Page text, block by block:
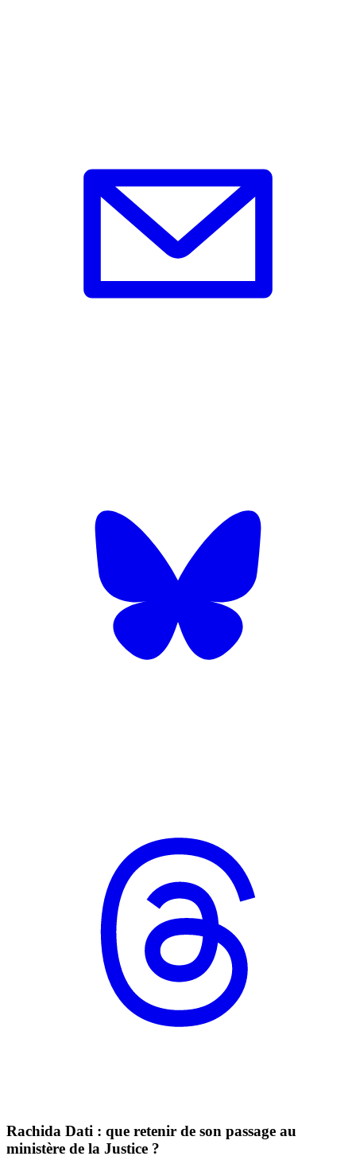
Rachida Dati : que retenir de son passage au
ministère de la Justice ?